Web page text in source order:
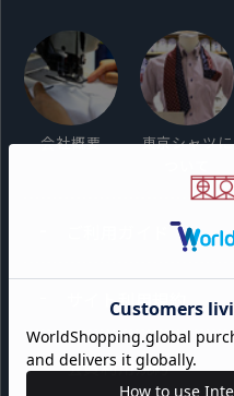
会社概要
東京シャツに
ご利用ガイド
サイト利用規約
会員利用規約